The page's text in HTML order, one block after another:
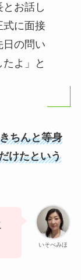
お話し
式に面接
日の問い
よ」と
ちんと等身
けたという
いそべみほ